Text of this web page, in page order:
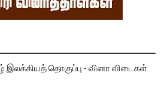
இலக்கியத் தொகுப்பு - வினா விடைகள்